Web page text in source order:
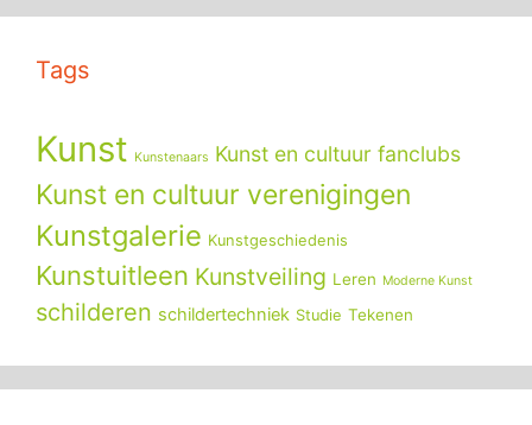
Tags
Kunst Kunstenaars Kunst en cultuur fanclubs
Kunst en cultuur verenigingen
Kunstgalerie Kunstgeschiedenis
Kunstuitleen Kunstveiling Leren Moderne Kunst
schilderen schildertechniek Studie Tekenen